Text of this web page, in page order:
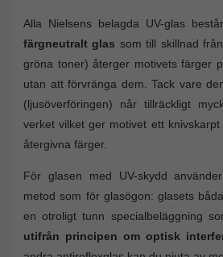
Alla Nielsens belagda UV-glas
färgneutralt glas som till skillnad
gröna toner) återger motivets färger
utan att förvränga dem. Tack vare
(ljusöverföringen) når tillräckligt
verket vilket ger motivet ett
återgivna färger.
För glasen med UV-skydd
metod som för glasögon: glasets
en otroligt tunn specialbeläggning
utifrån principen om optisk